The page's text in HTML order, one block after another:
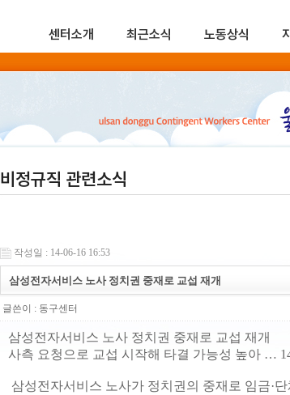
센터소개 최근소식 노동상식
비정규직 관련소식
작성일 : 14-06-16 16:53
삼성전자서비스 노사 정치권 중재로 교섭 재개
글쓴이 : 동구센터
삼성전자서비스 노사 정치권 중재로 교섭 재개
사측 요청으로 교섭 시작해 타결 가능성 높아 …
삼성전자서비스 노사가 정치권의 중재로 임금·